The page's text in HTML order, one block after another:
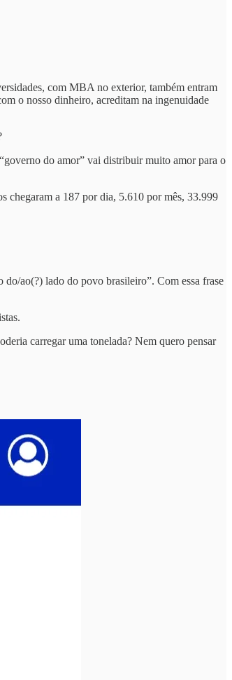
com MBA no exterior, também entram
o nosso dinheiro, acreditam na ingenuidade
do amor” vai distribuir muito amor para o
chegaram a 187 por dia, 5.610 por mês, 33.999
ao(?) lado do povo brasileiro”. Com essa frase
carregar uma tonelada? Nem quero pensar